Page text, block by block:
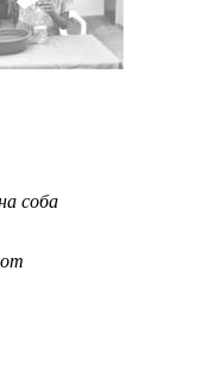
соба